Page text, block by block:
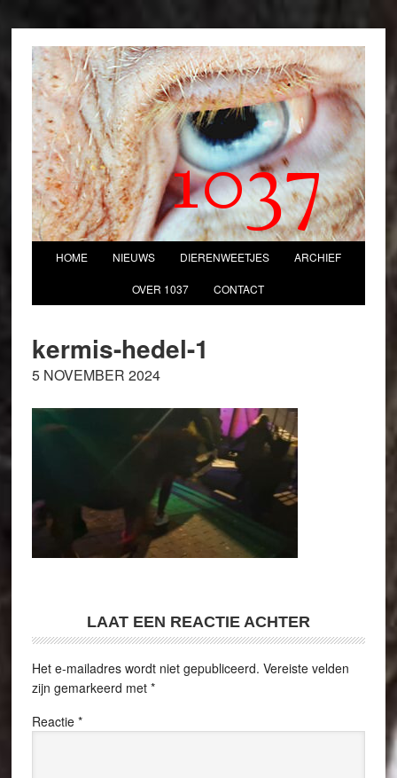
1037
HOME NIEUWS DIERENWEETJES ARCHIEF
OVER 1037 CONTACT
kermis-hedel-1
5 NOVEMBER 2024
LAAT EEN REACTIE ACHTER
Het e-mailadres wordt niet gepubliceerd. Vereiste velden
zijn gemarkeerd met *
Reactie *